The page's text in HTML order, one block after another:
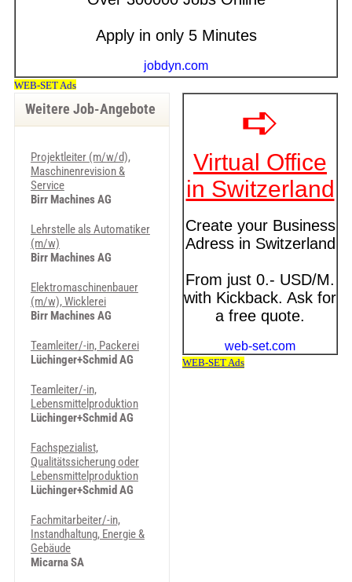
Weitere Job-Angebote
Projektleiter (m/w/d),
Maschinenrevision &
Service
Birr Machines AG
Lehrstelle als Automatiker
(m/w)
Birr Machines AG
Elektromaschinenbauer
(m/w), Wicklerei
Birr Machines AG
Teamleiter/-in, Packerei
Lüchinger+Schmid AG
Teamleiter/-in,
Lebensmittelproduktion
Lüchinger+Schmid AG
Fachspezialist,
Qualitätssicherung oder
Lebensmittelproduktion
Lüchinger+Schmid AG
Fachmitarbeiter/-in,
Instandhaltung, Energie &
Gebäude
Micarna SA